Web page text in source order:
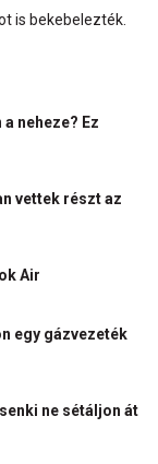
is bekebelezték.
neheze? Ez
vettek részt az
Air
egy gázvezeték
ne sétáljon át